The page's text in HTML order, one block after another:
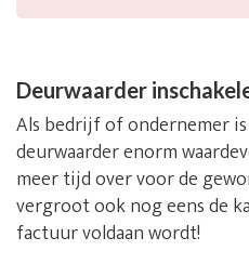
Deurwaarder
Als bedrijf of ondernemer
deurwaarder enorm
meer tijd over voor de
vergroot ook nog eens de
factuur voldaan wordt!